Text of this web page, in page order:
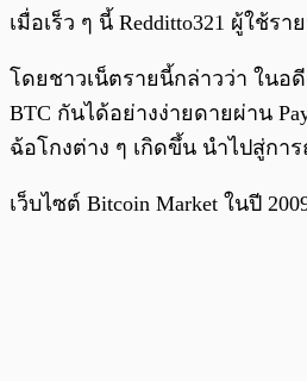
พร้อมเล่น
เมื่อเร็ว ๆ นี้ Redditto321 ผู้ใช้ร
โดยชาวเน็ตรายนี้กล่าวว่า ในอ
BTC กันได้อย่างง่ายดายผ่าน
ฉ้อโกงต่าง ๆ เกิดขึ้น นำไปสู่กา
เว็บไซต์ Bitcoin Market ในปี